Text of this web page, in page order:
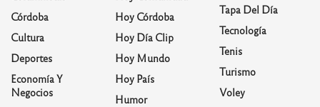
Córdoba
Cultura
Deportes
Economía Y
Negocios
Hoy Córdoba
Hoy Día Clip
Hoy Mundo
Hoy País
Humor
Tapa Del Día
Tecnología
Tenis
Turismo
Voley